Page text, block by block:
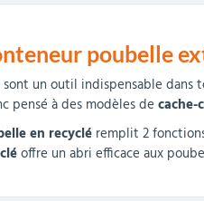
et
urbain
de ville Arceaux
et
de voies et
Travaux
Mobilier
cantine
guidage
de jeux
Baby-
poubelle
sont un outil indispensable
pensé à des modèles de
en recyclé remplit 2
offre un abri efficace aux